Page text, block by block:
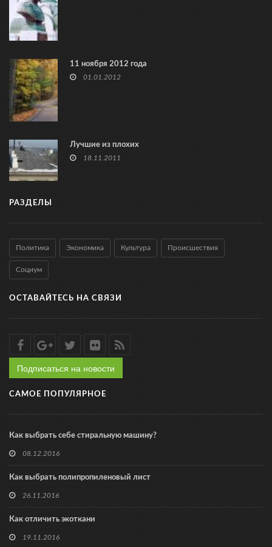
11 ноября 2012 года
01.01.2012
Лучшие из плохих
18.11.2011
РАЗДЕЛЫ
Политика Экономика Культура Происшествия
Социум
ОСТАВАЙТЕСЬ НА СВЯЗИ
Подписаться на новости
САМОЕ ПОПУЛЯРНОЕ
Как выбрать себе стиральную машину?
08.12.2016
Как выбрать полипропиленовый лист
26.11.2016
Как отличить экоткани
19.11.2016